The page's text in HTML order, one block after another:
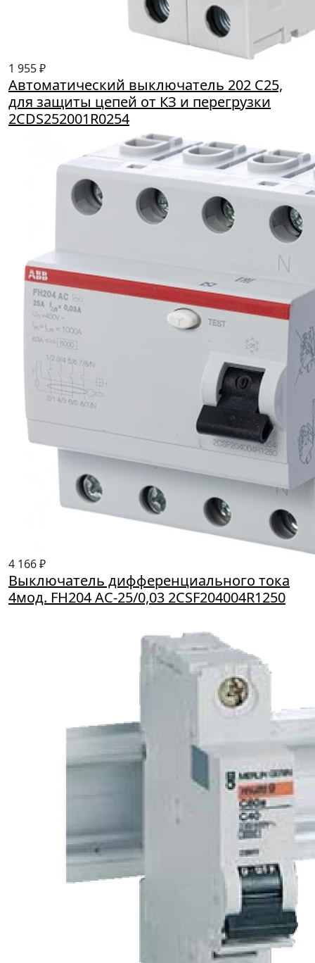
1 955 ₽
Автоматический выключатель 202 С25,
для защиты цепей от КЗ и перегрузки
2CDS252001R0254
4 166 ₽
Выключатель дифференциального тока
4мод. FH204 AC-25/0,03 2CSF204004R1250